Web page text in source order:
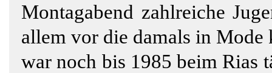
Montagabend zahlreiche
allem vor die damals in
war noch bis 1985 beim Rias